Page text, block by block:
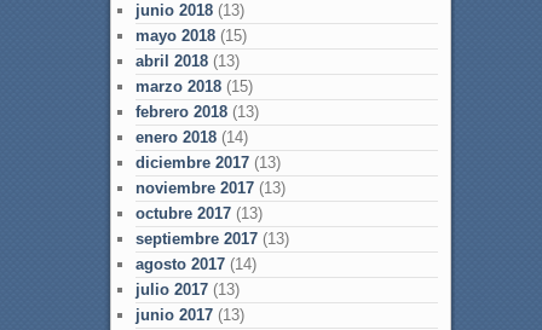
junio 2018(13)
mayo 2018(15)
abril 2018(13)
marzo 2018(15)
febrero 2018(13)
enero 2018(14)
diciembre 2017(13)
noviembre 2017(13)
octubre 2017(13)
septiembre 2017(13)
agosto 2017(14)
julio 2017(13)
junio 2017(13)